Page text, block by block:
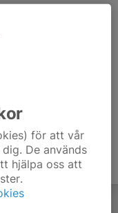
för att vår
De används
hjälpa oss att